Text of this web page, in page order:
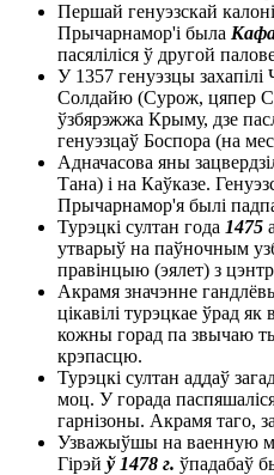
Першай генуэзскай
Прычарнамор'і была
пасяліліся ў другой
У 1357 генуэзцы
Солдайю (Сурож, цяпер
ўзбярэжжа Крыму, дзе
генуэзцаў Боспора (на
Адначасова яны
Тана) і на Каўказе.
Прычарнамор'я былі
Турэцкі султан года 1475
утварыў на паўночным
правінцыю (эялет) з
Акрамя значэнне
цікавілі турэцкае ўрад
кожны горад па звычаю
крэпасцю.
Турэцкі султан аддаў
моц. У горада
гарнізоны. Акрамя таго,
Узважыўшы на ваенную
Гірэй ў 1478 г. ўпадабаў